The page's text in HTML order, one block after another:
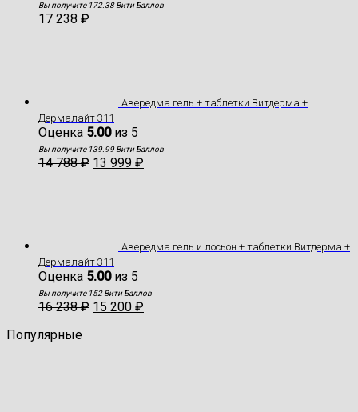
Вы получите 172.38 Вити Баллов
17 238 ₽
Авередма гель + таблетки Витдерма +
Дермалайт 311
Оценка 5.00из 5
Вы получите 139.99 Вити Баллов
14 788₽ 13 999 ₽
Авередма гель и лосьон + таблетки Витдерма +
Дермалайт 311
Оценка 5.00из 5
Вы получите 152 Вити Баллов
16 238₽ 15 200 ₽
Популярные